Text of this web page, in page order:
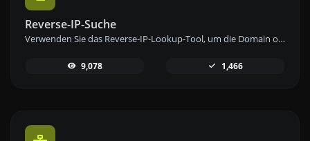
Reverse-IP-Suche
Verwenden Sie das Reverse-IP-Lookup-Tool, um die Domain oder den Host zu finden, der mit einer IP-Adresse verknüpft ist, schnell und einfach.
9,078 1,466